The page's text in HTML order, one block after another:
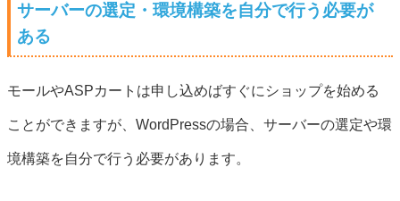
サーバーの選定・環境構築を自分で行う必要が
ある
モールやASPカートは申し込めばすぐにショップを始める
ことができますが、WordPressの場合、サーバーの選定や環
境構築を自分で行う必要があります。